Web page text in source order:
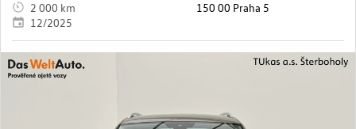
2 000 km
12/2025
150 00 Praha 5